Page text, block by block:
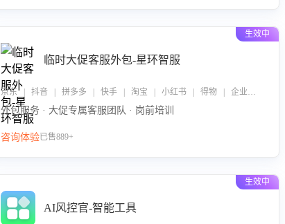
生效中
临时大促客服外包-星环智服
京东 | 抖音 | 拼多多 | 快手 | 淘宝 | 小红书 | 得物 | 企业微信
外包服务 · 大促专属客服团队 · 岗前培训
咨询体验已售889+
生效中
AI风控官-智能工具